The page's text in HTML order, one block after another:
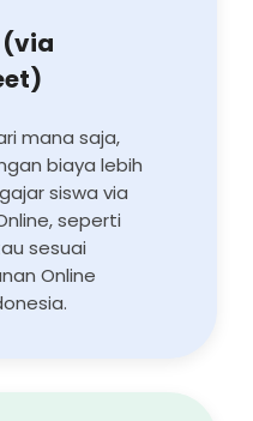
(via
mana saja,
biaya lebih
siswa via
seperti
sesuai
Online